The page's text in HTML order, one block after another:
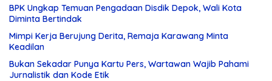
BPK Ungkap Temuan Pengadaan Disdik Depok, Wali Kota
Diminta Bertindak
Mimpi Kerja Berujung Derita, Remaja Karawang Minta
Keadilan
Bukan Sekadar Punya Kartu Pers, Wartawan Wajib Pahami
Jurnalistik dan Kode Etik